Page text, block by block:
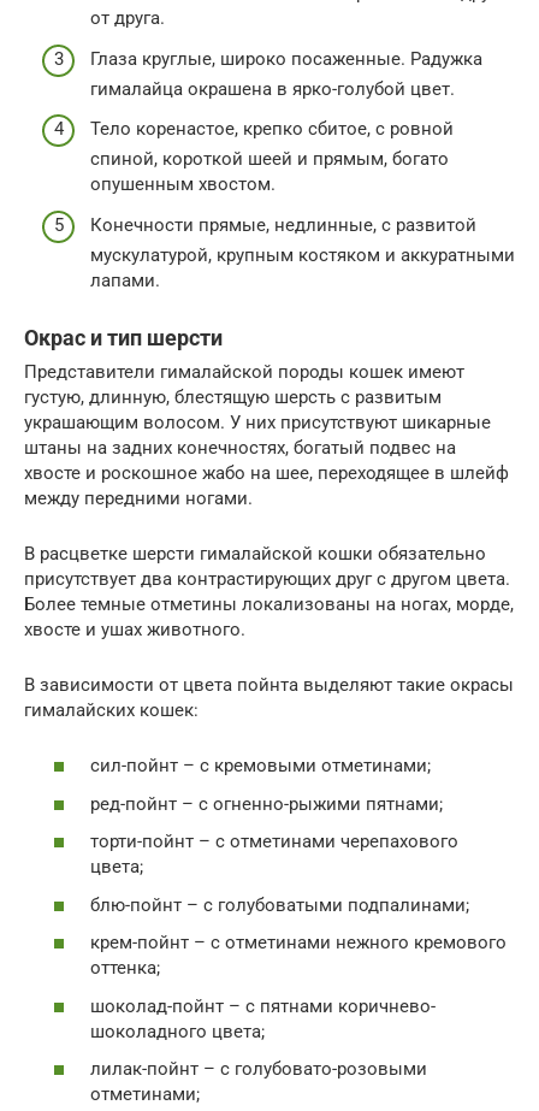
от друга.
Глаза круглые, широко посаженные. Радужка
гималайца окрашена в ярко-голубой цвет.
Тело коренастое, крепко сбитое, с ровной
спиной, короткой шеей и прямым, богато
опушенным хвостом.
Конечности прямые, недлинные, с развитой
мускулатурой, крупным костяком и аккуратными
лапами.
Окрас и тип шерсти
Представители гималайской породы кошек имеют
густую, длинную, блестящую шерсть с развитым
украшающим волосом. У них присутствуют шикарные
штаны на задних конечностях, богатый подвес на
хвосте и роскошное жабо на шее, переходящее в шлейф
между передними ногами.
В расцветке шерсти гималайской кошки обязательно
присутствует два контрастирующих друг с другом цвета.
Более темные отметины локализованы на ногах, морде,
хвосте и ушах животного.
В зависимости от цвета пойнта выделяют такие окрасы
гималайских кошек:
сил-пойнт – с кремовыми отметинами;
ред-пойнт – с огненно-рыжими пятнами;
торти-пойнт – с отметинами черепахового
цвета;
блю-пойнт – с голубоватыми подпалинами;
крем-пойнт – с отметинами нежного кремового
оттенка;
шоколад-пойнт – с пятнами коричнево-
шоколадного цвета;
лилак-пойнт – с голубовато-розовыми
отметинами;